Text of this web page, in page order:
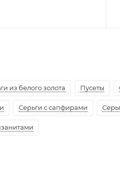
из белого золота Пусеты
Серьги с сапфирами